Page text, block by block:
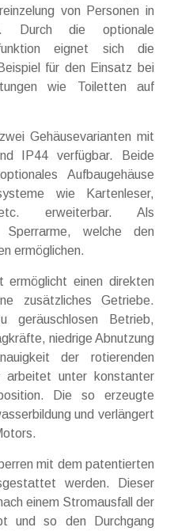
von Personen in
Durch die optionale
eignet sich die
für den Einsatz bei
wie Toiletten auf
Gehäusevarianten mit
IP44 verfügbar. Beide
Aufbaugehäuse
wie Kartenleser,
etc. erweiterbar. Als
welche den
ermöglichen.
ermöglicht einen direkten
zusätzliches Getriebe.
geräuschlosen Betrieb,
niedrige Abnutzung
der rotierenden
unter konstanter
Die so erzeugte
und verlängert
mit dem patentierten
werden. Dieser
einem Stromausfall der
und so den Durchgang